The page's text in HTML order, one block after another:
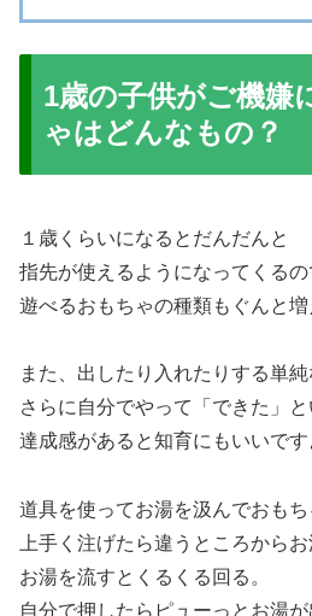
1歳の子供がご機嫌
ゃはどんなもの？
１歳くらいになるとだんだんと
指先が使えるようになってくるの
遊べるおもちゃの種類もぐんと増
また、出したり入れたりする単純
さらに自分でやって「できた」と
達成感があると知育にもいいです
道具を使ってお湯を汲んでおも
上手く注げたら違うところからお
お湯を流すとくるくる回る。
自分で押したらピューっとお湯が